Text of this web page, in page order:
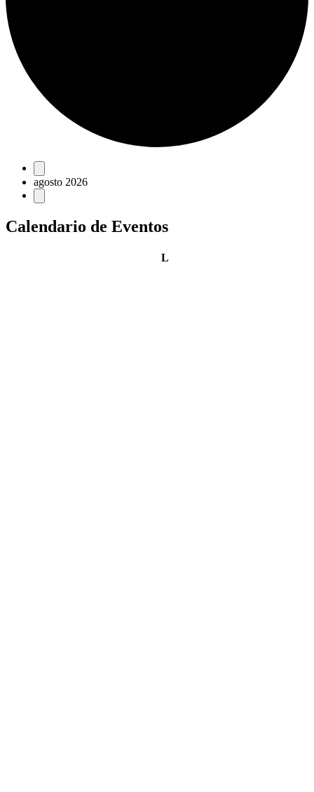
Eventos
agosto 2026
Calendario de Eventos
Llunes